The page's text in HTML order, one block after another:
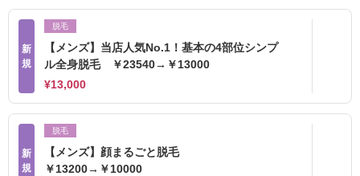
新
規
脱毛
【メンズ】当店人気No.1！基本の4部位シンプ
ル全身脱毛 ￥23540→￥13000
¥13,000
新
規
脱毛
【メンズ】顔まるごと脱毛
￥13200→￥10000